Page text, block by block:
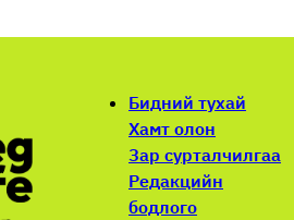
Бидний тухай
Хамт олон
Зар сурталчилгаа
Редакцийн
бодлого